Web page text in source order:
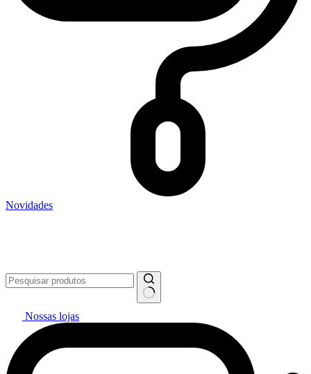
Novidades
Nossas lojas